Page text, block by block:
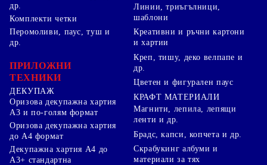
др.
Комплекти четки
Линии, триъгълници,
шаблони
Перомоливи, паус, туш и
др.
ПРИЛОЖНИ
ТЕХНИКИ
ДЕКУПАЖ
Оризова декупажна хартия
А3 и по-голям формат
Оризова декупажна хартия
до А4 формат
Декупажна хартия А4 до
А3+ стандартна
Креативни и ръчни картони
и хартии
Креп, тишу, деко велпапе и
др.
Цветен и фигурален паус
КРАФТ МАТЕРИАЛИ
Магнити, лепила, лепящи
ленти и др.
Брадс, капси, копчета и др.
Скрабукинг албуми и
материали за тях